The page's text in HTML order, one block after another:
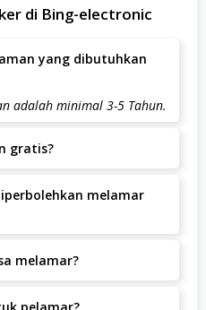
di Bing-electronic
yang dibutuhkan
adalah minimal 3-5 Tahun.
gratis?
melamar
melamar?